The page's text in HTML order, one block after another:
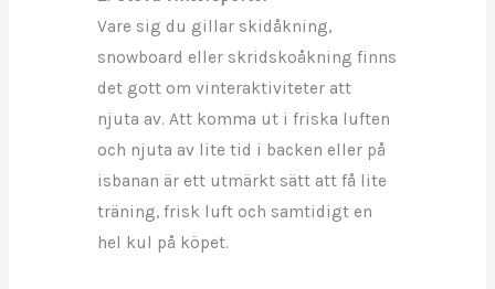
Vare sig du gillar skidåkning,
snowboard eller skridskoåkning finns
det gott om vinteraktiviteter att
njuta av. Att komma ut i friska luften
och njuta av lite tid i backen eller på
isbanan är ett utmärkt sätt att få lite
träning, frisk luft och samtidigt en
hel kul på köpet.